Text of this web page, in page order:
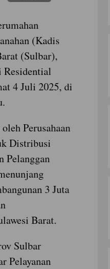
(Kadis
(Sulbar),
Residential
4 Juli 2025, di
Perusahaan
Distribusi
Pelanggan
3 Juta
Barat.
Sulbar
Pelayanan